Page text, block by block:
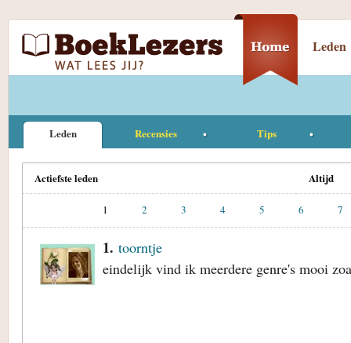
Leden
Leden Recensies Tips
Actiefste leden Altijd
1 2 3 4 5 6 7
1. toorntje
eindelijk vind ik meerdere genre's mooi